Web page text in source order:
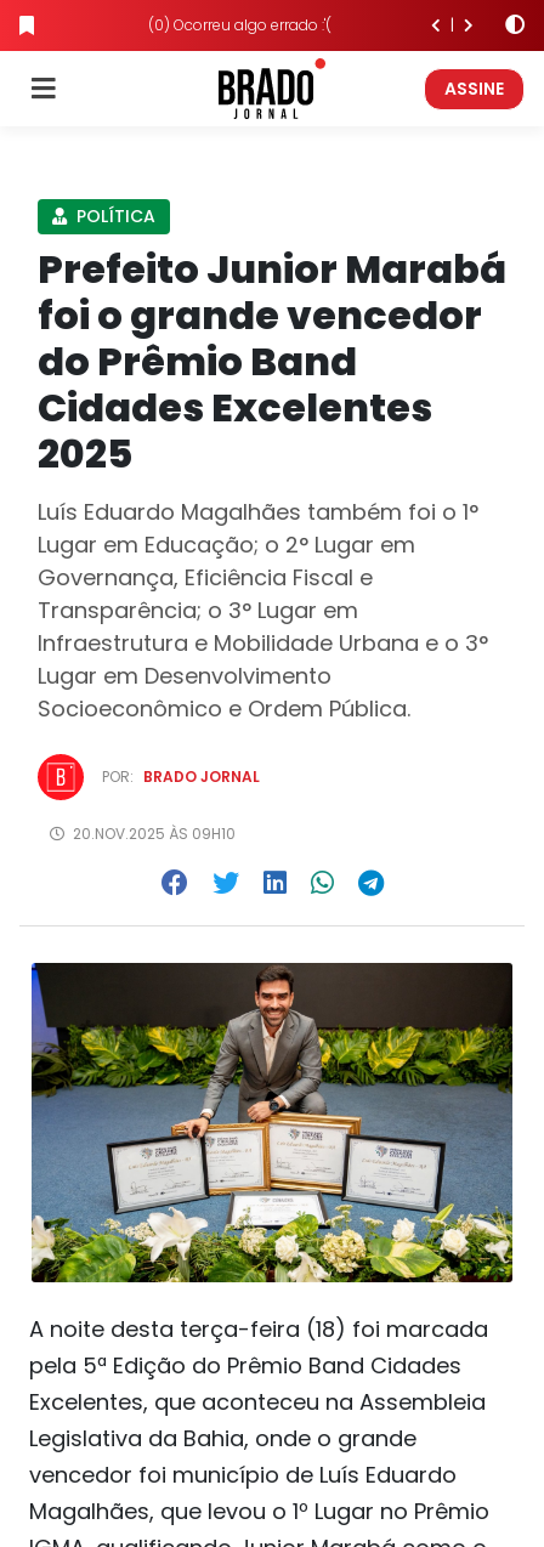
(0) Ocorreu algo errado :'(
ASSINE
POLÍTICA
Prefeito Junior Marabá
foi o grande vencedor
do Prêmio Band
Cidades Excelentes
2025
Luís Eduardo Magalhães também foi o 1°
Lugar em Educação; o 2° Lugar em
Governança, Eficiência Fiscal e
Transparência; o 3° Lugar em
Infraestrutura e Mobilidade Urbana e o 3°
Lugar em Desenvolvimento
Socioeconômico e Ordem Pública.
POR: BRADO JORNAL
20.NOV.2025 ÀS 09H10
A noite desta terça-feira (18) foi marcada
pela 5ª Edição do Prêmio Band Cidades
Excelentes, que aconteceu na Assembleia
Legislativa da Bahia, onde o grande
vencedor foi município de Luís Eduardo
Magalhães, que levou o 1º Lugar no Prêmio